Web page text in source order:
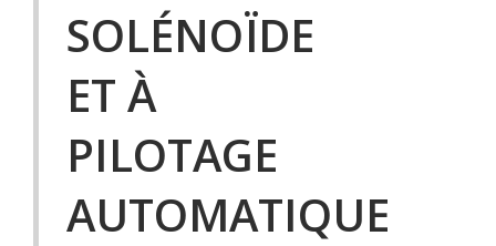
SOLÉNOÏDE
ET À
PILOTAGE
AUTOMATIQUE